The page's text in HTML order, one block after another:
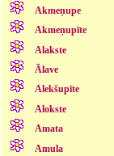
Akmeņupe
Akmeņupīte
Alakste
Ālave
Alekšupīte
Alokste
Amata
Amula